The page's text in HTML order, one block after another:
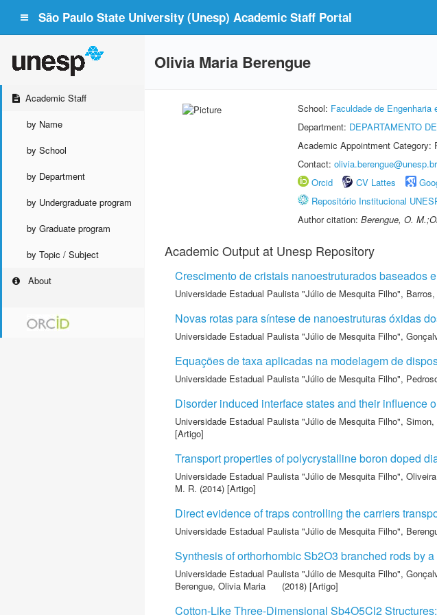
São Paulo State University (Unesp) Academic Staff Portal
Academic Staff
by Name
by School
by Department
by Undergraduate program
by Graduate program
by Topic / Subject
About
Olivia Maria Berengue
School: Faculdade de Engenharia
Department: DEPARTAMENTO
Academic Appointment
Contact: olivia.berengue@unesp.br
Orcid
CV Lattes
Repositório Institucional
Author citation: Berengue, O.
Academic Output at Unesp Repository
Crescimento de cristais nanoestruturados baseados
Universidade Estadual Paulista "Júlio de Mesquita Filho",
Novas rotas para síntese de nanoestruturas óxidas
Universidade Estadual Paulista "Júlio de Mesquita Filho",
Equações de taxa aplicadas na modelagem de
Universidade Estadual Paulista "Júlio de Mesquita Filho",
Disorder induced interface states and their influence
Universidade Estadual Paulista "Júlio de Mesquita Filho", Simon,
[Artigo]
Transport properties of polycrystalline boron doped
Universidade Estadual Paulista "Júlio de Mesquita Filho",
M. R. (2014) [Artigo]
Direct evidence of traps controlling the carriers
Universidade Estadual Paulista "Júlio de Mesquita Filho",
Synthesis of orthorhombic Sb2O3 branched rods by
Universidade Estadual Paulista "Júlio de Mesquita Filho",
Berengue, Olivia Maria
(2018) [Artigo]
Cotton-Like Three-Dimensional Sb4O5Cl2